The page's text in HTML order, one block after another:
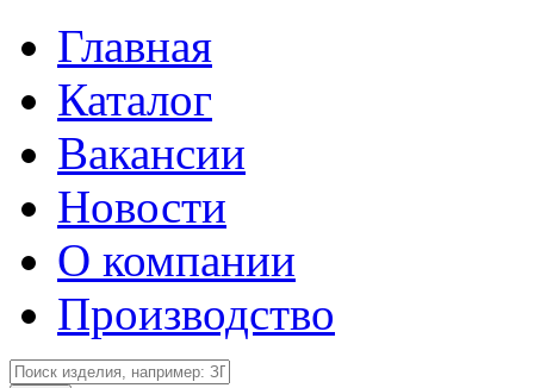
Главная
Каталог
Вакансии
Новости
О компании
Производство